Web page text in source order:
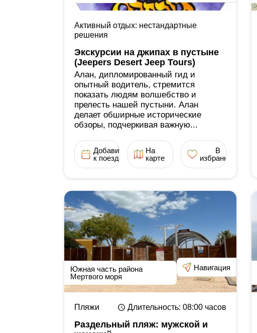
Активный отдых: нестандартные
решения
Экскурсии на джипах в пустыне
(Jeepers Desert Jeep Tours)
Алан, дипломированный гид и
опытный водитель, стремится
показать людям волшебство и
прелесть нашей пустыни. Алан
делает обширные исторические
обзоры, подчеркивая важную...
Добавить
к поездке
На
карте
В
избранное
Южная часть района
Мертвого моря
Навигация
Пляжи Длительность: 08:00 часов
Раздельный пляж: мужской и